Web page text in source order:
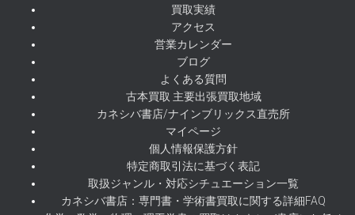
買取実績
アクセス
営業カレンダー
ブログ
よくある質問
古本買取 主要出張買取地域
カネシバ書店/ナインブリックス直売所
マイページ
個人情報保護方針
特定商取引法に基づく表記
取扱ジャンル・対応シチュエーション一覧
カネシバ書店：専門書・学術書買取に関する詳細FAQ